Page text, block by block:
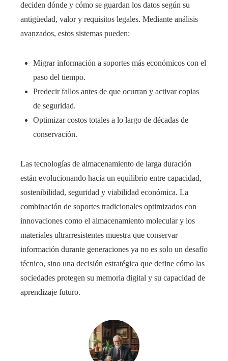
deciden dónde y cómo se guardan los datos según su
antigüedad, valor y requisitos legales. Mediante análisis
avanzados, estos sistemas pueden:
Migrar información a soportes más económicos con el
paso del tiempo.
Predecir fallos antes de que ocurran y activar copias
de seguridad.
Optimizar costos totales a lo largo de décadas de
conservación.
Las tecnologías de almacenamiento de larga duración
están evolucionando hacia un equilibrio entre capacidad,
sostenibilidad, seguridad y viabilidad económica. La
combinación de soportes tradicionales optimizados con
innovaciones como el almacenamiento molecular y los
materiales ultrarresistentes muestra que conservar
información durante generaciones ya no es solo un desafío
técnico, sino una decisión estratégica que define cómo las
sociedades protegen su memoria digital y su capacidad de
aprendizaje futuro.